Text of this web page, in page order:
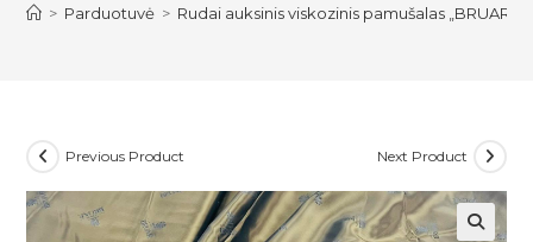
> Parduotuvė > Rudai auksinis viskozinis pamušalas „BRUAR”,
Previous Product Next Product